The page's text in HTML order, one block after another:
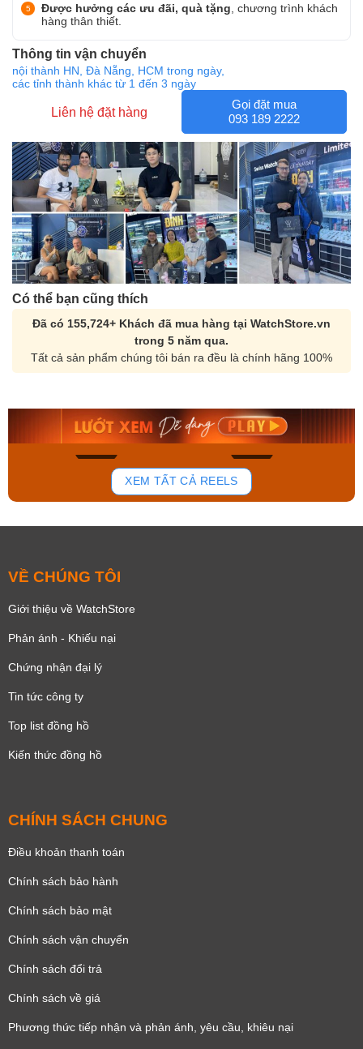
Được hưởng các ưu đãi, quà tặng , chương trình khách
hàng thân thiết.
Thông tin vận chuyển
nội thành HN, Đà Nẵng, HCM trong ngày,
các tỉnh thành khác từ 1 đến 3 ngày
Liên hệ đặt hàng
Gọi đặt mua
093 189 2222
Có thể bạn cũng thích
Đã có 155,724+ Khách đã mua hàng tại WatchStore.vn
trong 5 năm qua.
Tất cả sản phẩm chúng tôi bán ra đều là chính hãng 100%
168
Orient Nam RA-
Mua ngay
Casio Nam MTS-
Mua ngay
XEM TẤT CẢ REELS
VỀ CHÚNG TÔI
Giới thiệu về WatchStore
Phản ánh - Khiếu nại
Chứng nhận đại lý
Tin tức công ty
Top list đồng hồ
Kiến thức đồng hồ
CHÍNH SÁCH CHUNG
Điều khoản thanh toán
Chính sách bảo hành
Chính sách bảo mật
Chính sách vận chuyển
Chính sách đổi trả
Chính sách về giá
Phương thức tiếp nhận và phản ánh, yêu cầu, khiêu nại